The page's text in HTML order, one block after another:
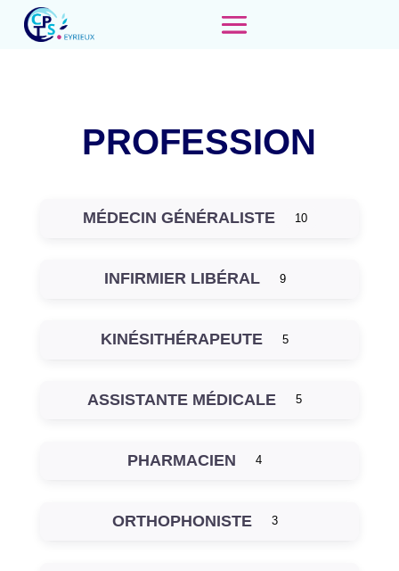
PROFESSION
MÉDECIN GÉNÉRALISTE 10
INFIRMIER LIBÉRAL 9
KINÉSITHÉRAPEUTE 5
ASSISTANTE MÉDICALE 5
PHARMACIEN 4
ORTHOPHONISTE 3